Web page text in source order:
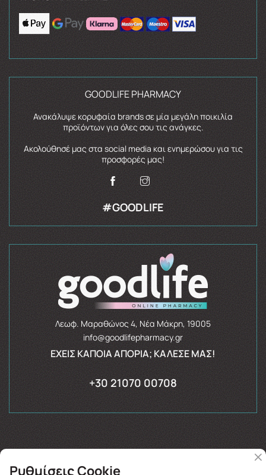
GOODLIFE PHARMACY
Ανακάλυψε κορυφαία brands σε μία μεγάλη ποικιλία
προϊόντων για όλες σου τις ανάγκες.
Ακολούθησέ μας στα social media και ενημερώσου για τις
προσφορές μας!
#GOODLIFE
Λεωφ. Μαραθώνος 4, Νέα Μάκρη, 19005
info@goodlifepharmacy.gr
ΈΧΕΙΣ ΚΆΠΟΙΑ ΑΠΟΡΊΑ; ΚΆΛΕΣΈ ΜΑΣ!
+30 21070 00708
Ρυθμίσεις Cookie